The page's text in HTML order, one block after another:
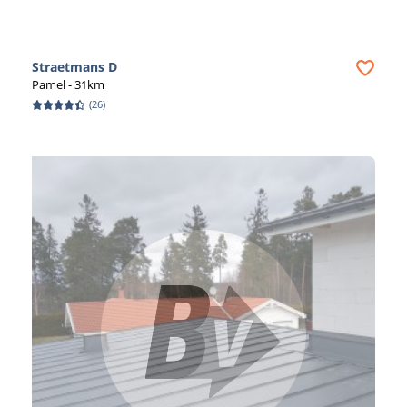
van een veilig en betrouwbaar dak boven je hoofd.
Een ander voordeel van metalen daken is de lichte
oudere woningen die niet geschikt zijn voor zwaardere
dakbedekkingen.
Wil je graag een groenere en milieuvriendelijkere optie
voor je dak? Kies dan voor een metalen dak met
zonnepanelen. Deze combinatie is niet alleen
duurzaam, maar ook nog eens kostenbesparend. Je
wekt je eigen energie op en betaalt minder voor je
energierekening. Bovendien zijn metalen daken volledig
recyclebaar, wat betekent dat ze op het einde van hun
levensduur opnieuw gebruikt kunnen worden.
Ben je geïnteresseerd in een metalen dak voor jouw
Straetmans D
Pamel- 31km
(26)